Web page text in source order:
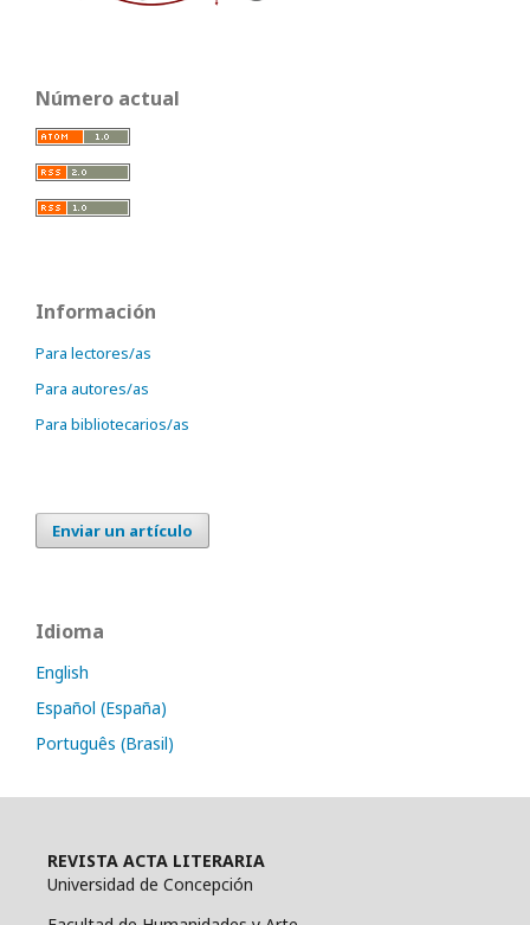
Número actual
Información
Para lectores/as
Para autores/as
Para bibliotecarios/as
Enviar un artículo
Idioma
English
Español (España)
Português (Brasil)
REVISTA ACTA LITERARIA
Universidad de Concepción